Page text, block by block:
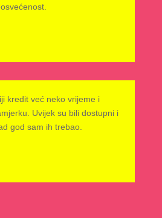
kredit već neko vrijeme i
Uvijek su bili dostupni i
god sam ih trebao.